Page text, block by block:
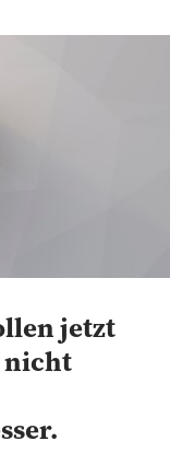
jetzt
nicht